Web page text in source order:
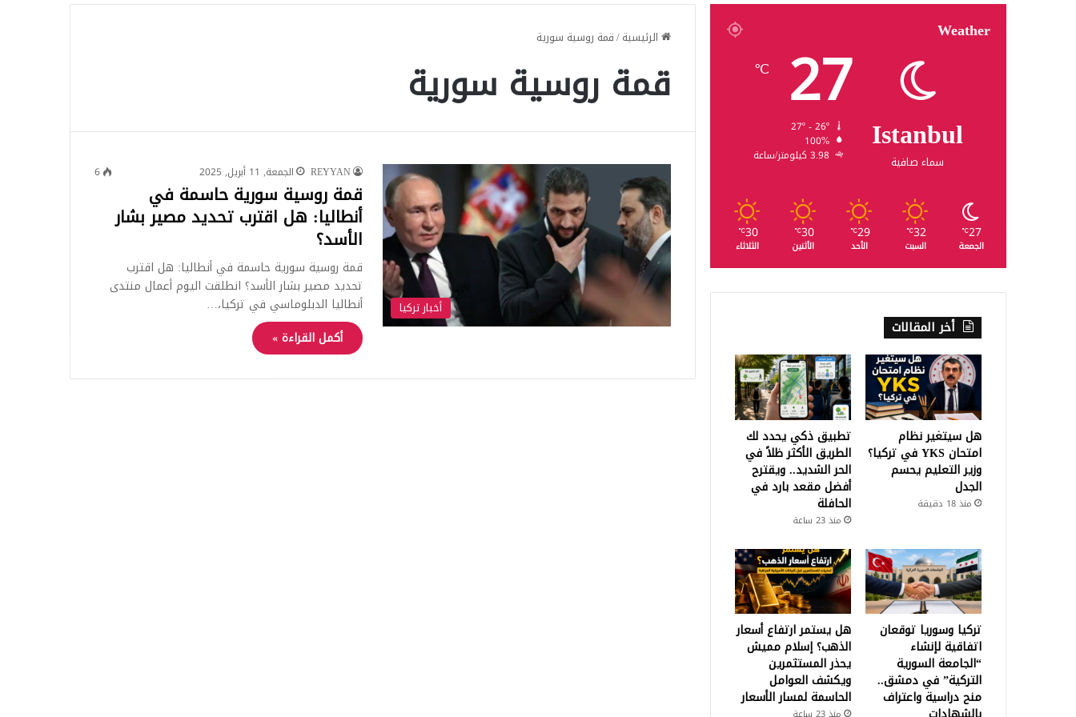
الرئيسية/قمة روسية سورية
قمة روسية سورية
أخبار تركيا
REYYAN الجمعة, 11 أبريل, 2025 6
قمة روسية سورية حاسمة في
أنطاليا: هل اقترب تحديد مصير بشار
الأسد؟
قمة روسية سورية حاسمة في أنطاليا: هل اقترب
تحديد مصير بشار الأسد؟ انطلقت اليوم أعمال منتدى
أنطاليا الدبلوماسي في تركيا،…
أكمل القراءة »
Weather
Istanbul
سماء صافية
27
℃
100%
3.98 كيلومتر/ساعة
27
℃
الجمعة
32
℃
السبت
29
℃
الأحد
30
℃
الأثنين
30
℃
الثلاثاء
أخر المقالات
هل سيتغير نظام
امتحان YKS في تركيا؟
وزير التعليم يحسم
الجدل
منذ 18 دقيقة
تطبيق ذكي يحدد لك
الطريق الأكثر ظلاً في
الحر الشديد.. ويقترح
أفضل مقعد بارد في
الحافلة
منذ 23 ساعة
تركيا وسوريا توقعان
اتفاقية لإنشاء
“الجامعة السورية
التركية” في دمشق..
منح دراسية واعتراف
هل يستمر ارتفاع أسعار
الذهب؟ إسلام مميش
يحذر المستثمرين
ويكشف العوامل
الحاسمة لمسار الأسعار